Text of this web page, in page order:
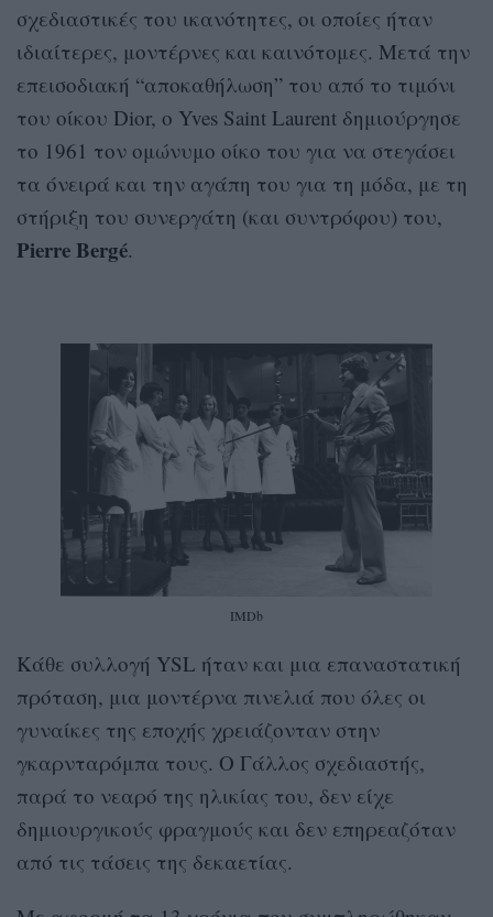
σχεδιαστικές του ικανότητες, οι οποίες ήταν
ιδιαίτερες, μοντέρνες και καινότομες. Μετά την
επεισοδιακή “αποκαθήλωση” του από το τιμόνι
του οίκου Dior, ο Yves Saint Laurent δημιούργησε
το 1961 τον ομώνυμο οίκο του για να στεγάσει
τα όνειρά και την αγάπη του για τη μόδα, με τη
στήριξη του συνεργάτη (και συντρόφου) του,
Pierre Bergé.
IMDb
Κάθε συλλογή YSL ήταν και μια επαναστατική
πρόταση, μια μοντέρνα πινελιά που όλες οι
γυναίκες της εποχής χρειάζονταν στην
γκαρνταρόμπα τους. Ο Γάλλος σχεδιαστής,
παρά το νεαρό της ηλικίας του, δεν είχε
δημιουργικούς φραγμούς και δεν επηρεαζόταν
από τις τάσεις της δεκαετίας.